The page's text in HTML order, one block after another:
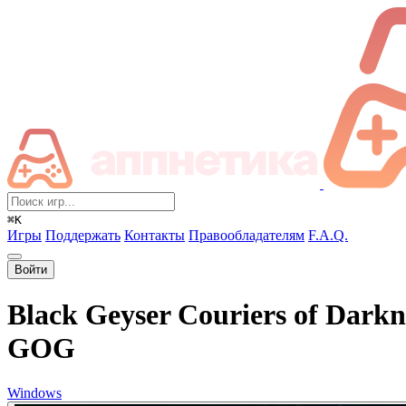
⌘K
Игры Поддержать Контакты Правообладателям F.A.Q.
Войти
Black Geyser Couriers of
GOG
Windows